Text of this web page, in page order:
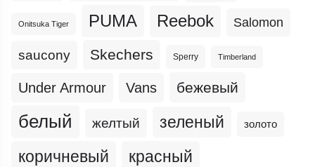
Onitsuka Tiger PUMA Reebok Salomon
saucony Skechers Sperry Timberland
Under Armour Vans бежевый
белый желтый зеленый золото
коричневый красный